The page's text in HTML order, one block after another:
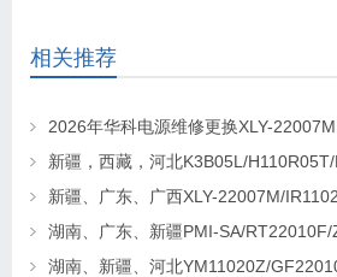
相关推荐